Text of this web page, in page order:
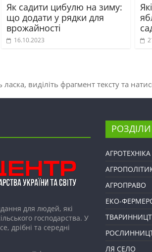
Як садити цибулю на зиму:
що додати у рядки для
врожайності
16.10.2023
виділіть фрагмент тексту та
для людей, які
господарства. У
дрібні та середні
РОЗДІЛИ
АГРОТЕХНІКА
АГРОПРАВО
ЕКО-
ЛЯ СЕЛО